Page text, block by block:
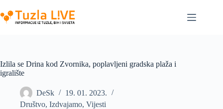
to
content
Izlila se Drina kod Zvornika, poplavljeni gradska plaža i
igralište
DeSk
19. 01. 2023.
Društvo, Izdvajamo, Vijesti